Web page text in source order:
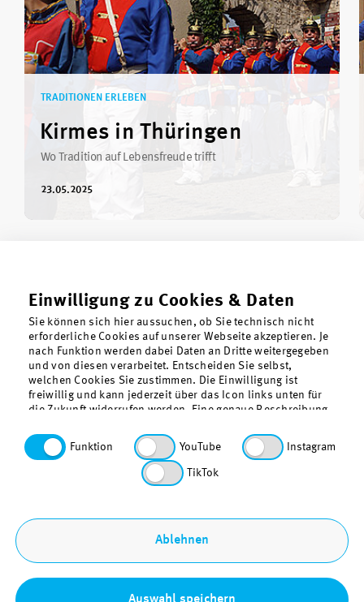
Einwilligung zu Cookies & Daten
Sie können sich hier aussuchen, ob Sie technisch nicht
erforderliche Cookies auf unserer Webseite akzeptieren. Je
nach Funktion werden dabei Daten an Dritte weitergegeben
und von diesen verarbeitet. Entscheiden Sie selbst,
welchen Cookies Sie zustimmen. Die Einwilligung ist
freiwillig und kann jederzeit über das Icon links unten für
die Zukunft widerrufen werden. Eine genaue Beschreibung
Datenschutzerklärung. Funktionale Cookies, also die für
den Betrieb unserer Webseite technisch erforderlichen
Cookies, sind vorausgewählt.
Funktion YouTube Instagram
TikTok
Ablehnen
TRADITIONEN ERLEBEN
Kirmes in Thüringen
Wo Tradition auf Lebensfreude trifft
23.05.2025
Über uns
Kontakt
Sitemap
Impressum